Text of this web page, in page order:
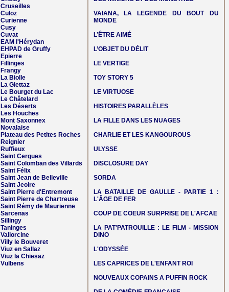
Cruseilles
Culoz
Curienne
Cusy
Cuvat
EAM l'Hérydan
EHPAD de Gruffy
Epierre
Fillinges
Frangy
La Biolle
La Giettaz
Le Bourget du Lac
Le Châtelard
Les Déserts
Les Houches
Mont Saxonnex
Novalaise
Plateau des Petites Roches
Reignier
Ruffieux
Saint Cergues
Saint Colomban des Villards
Saint Félix
Saint Jean de Belleville
Saint Jeoire
Saint Pierre d'Entremont
Saint Pierre de Chartreuse
Saint Rémy de Maurienne
Sarcenas
Sillingy
Taninges
Vallorcine
Villy le Bouveret
Viuz en Sallaz
Viuz la Chiesaz
Vulbens
VAIANA, LA LEGENDE DU BOUT DU
MONDE
L’ÊTRE AIMÉ
L’OBJET DU DÉLIT
LE VERTIGE
TOY STORY 5
LE VIRTUOSE
HISTOIRES PARALLÈLES
LA FILLE DANS LES NUAGES
CHARLIE ET LES KANGOUROUS
ULYSSE
DISCLOSURE DAY
SORDA
LA BATAILLE DE GAULLE - PARTIE 1 :
L'ÂGE DE FER
COUP DE COEUR SURPRISE DE L'AFCAE
LA PAT'PATROUILLE : LE FILM - MISSION
DINO
L'ODYSSÉE
LES CAPRICES DE L'ENFANT ROI
NOUVEAUX COPAINS A PUFFIN ROCK